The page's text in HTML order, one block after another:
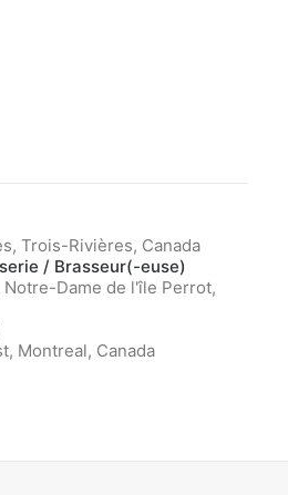
Trois-Rivières, Canada
/ Brasseur(-euse)
Dame de l'île Perrot,
Montreal, Canada